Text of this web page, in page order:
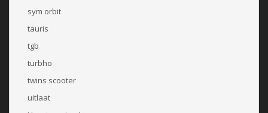
sym orbit
tauris
tgb
turbho
twins scooter
uitlaat